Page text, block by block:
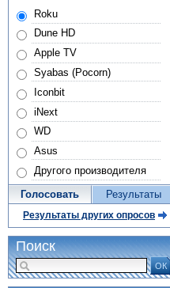
Roku
Dune HD
Apple TV
Syabas (Pocorn)
Iconbit
iNext
WD
Asus
Другого производителя
Голосовать Результаты
Результаты других опросов
Поиск
ОК